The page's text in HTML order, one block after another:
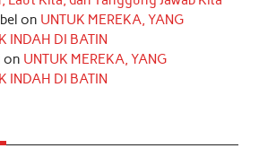
on UNTUK MEREKA, YANG
INDAH DI BATIN
on UNTUK MEREKA, YANG
INDAH DI BATIN